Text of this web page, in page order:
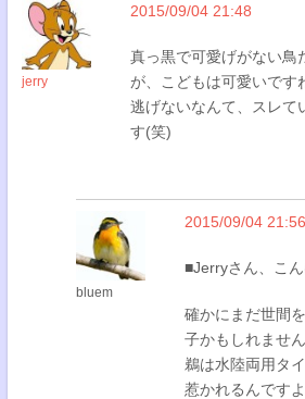
jerry
2015/09/04 21:48
真っ黒で可愛げがない鳥
が、こどもは可愛いです
逃げないなんて、スレて
す(笑)
bluem
2015/09/04 21:56
■Jerryさん、こ
確かにまだ世間
子かもしれません
鵜は水陸両用タ
惹かれるんです